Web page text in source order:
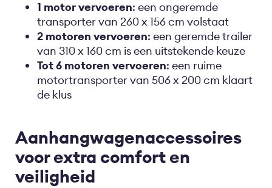
1 motor vervoeren: een ongeremde
transporter van 260 x 156 cm volstaat
2 motoren vervoeren: een geremde trailer
van 310 x 160 cm is een uitstekende keuze
Tot 6 motoren vervoeren: een ruime
motortransporter van 506 x 200 cm klaart
de klus
Aanhangwagenaccessoires
voor extra comfort en
veiligheid